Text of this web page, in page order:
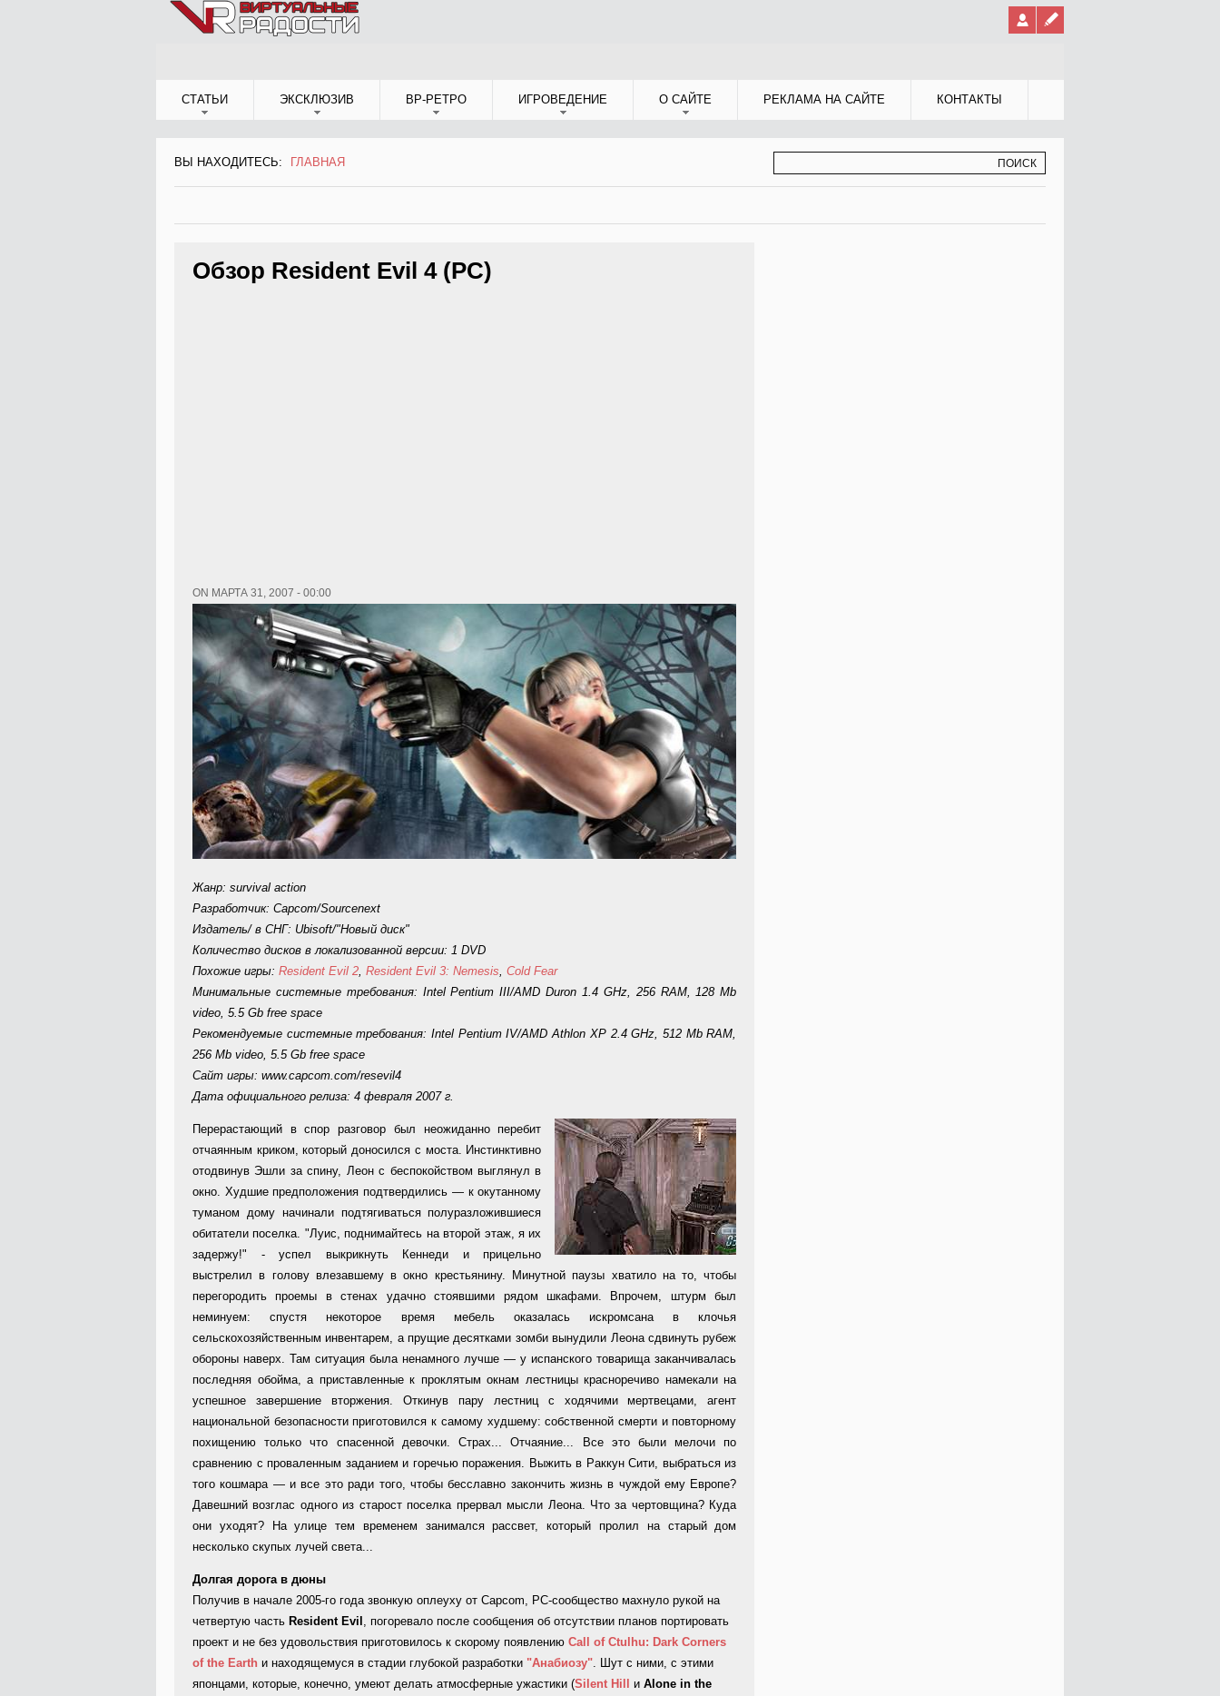
СТАТЬИ ЭКСКЛЮЗИВ ВР-РЕТРО ИГРОВЕДЕНИЕ О САЙТЕ РЕКЛАМА НА САЙТЕ КОНТАКТЫ
ВЫ НАХОДИТЕСЬ:
ВЫ НАХОДИТЕСЬ
ГЛАВНАЯ
Обзор Resident Evil 4 (PC)
ON МАРТА 31, 2007 - 00:00
Жанр: survival action
Разработчик: Capcom/Sourcenext
Издатель/ в СНГ: Ubisoft/"Новый диск"
Количество дисков в локализованной версии: 1 DVD
Похожие игры: Resident Evil 2 Resident Evil 3: Nemesis Cold Fear
Минимальные системные требования: Intel Pentium III/AMD Duron 1.4 GHz, 256 RAM, 128 Mb
video, 5.5 Gb free space
Рекомендуемые системные требования: Intel Pentium IV/AMD Athlon XP 2.4 GHz, 512 Mb RAM,
256 Mb video, 5.5 Gb free space
Сайт игры: www.capcom.com/resevil4
Дата официального релиза: 4 февраля 2007 г.
Перерастающий в спор разговор был неожиданно перебит
отчаянным криком, который доносился с моста. Инстинктивно
отодвинув Эшли за спину, Леон с беспокойством выглянул в
окно. Худшие предположения подтвердились — к окутанному
туманом дому начинали подтягиваться полуразложившиеся
обитатели поселка. "Луис, поднимайтесь на второй этаж, я их
задержу!" - успел выкрикнуть Кеннеди и прицельно
выстрелил в голову влезавшему в окно крестьянину. Минутной паузы хватило на то, чтобы
перегородить проемы в стенах удачно стоявшими рядом шкафами. Впрочем, штурм был
неминуем: спустя некоторое время мебель оказалась искромсана в клочья
сельскохозяйственным инвентарем, а прущие десятками зомби вынудили Леона сдвинуть рубеж
обороны наверх. Там ситуация была ненамного лучше — у испанского товарища заканчивалась
последняя обойма, а приставленные к проклятым окнам лестницы красноречиво намекали на
успешное завершение вторжения. Откинув пару лестниц с ходячими мертвецами, агент
национальной безопасности приготовился к самому худшему: собственной смерти и повторному
похищению только что спасенной девочки. Страх... Отчаяние... Все это были мелочи по
сравнению с проваленным заданием и горечью поражения. Выжить в Раккун Сити, выбраться из
того кошмара — и все это ради того, чтобы бесславно закончить жизнь в чуждой ему Европе?
Давешний возглас одного из старост поселка прервал мысли Леона. Что за чертовщина? Куда
они уходят? На улице тем временем занимался рассвет, который пролил на старый дом
несколько скупых лучей света...
Долгая дорога в дюны
Получив в начале 2005-го года звонкую оплеуху от Capcom, PC-сообщество махнуло рукой на
четвертую часть Resident Evil , погоревало после сообщения об отсутствии планов портировать
проект и не без удовольствия приготовилось к скорому появлению Call of Ctulhu: Dark Corners
of the Earth и находящемуся в стадии глубокой разработки "Анабиозу" . Шут с ними, с этими
японцами, которые, конечно, умеют делать атмосферные ужастики (Silent Hill и Alone in the